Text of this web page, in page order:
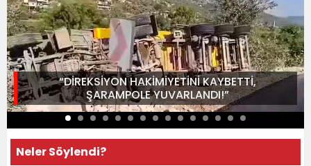
“DİREKSİYON HAKİMİYETİNİ KAYBETTİ,
ŞARAMPOLE YUVARLANDI!”
Neler Söylendi?